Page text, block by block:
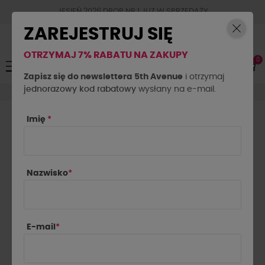
JESIEŃ 2026 DROP NR.1 JUZ W SPRZEDAŻY
Toggle
navigation
☰ 0
Bluzki T-shirty krótkie
ZAREJESTRUJ SIĘ
OTRZYMAJ 7% RABATU NA ZAKUPY
Zapisz się do newslettera 5th Avenue i otrzymaj
jednorazowy kod rabatowy wysłany na e-mail.
Imię *
Nazwisko*
E-mail *